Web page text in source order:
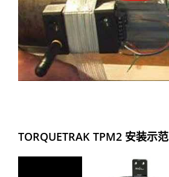
TORQUETRAK TPM2 安装示范